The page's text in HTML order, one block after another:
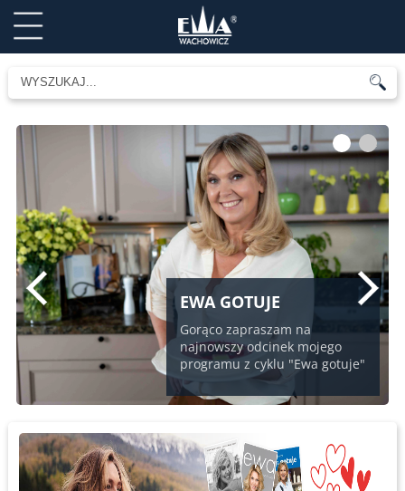
EWA GOTUJE
Gorąco zapraszam na
najnowszy odcinek mojego
programu z cyklu "Ewa gotuje"
1 2